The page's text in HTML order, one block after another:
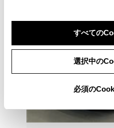
すべての
選択中の
必須の